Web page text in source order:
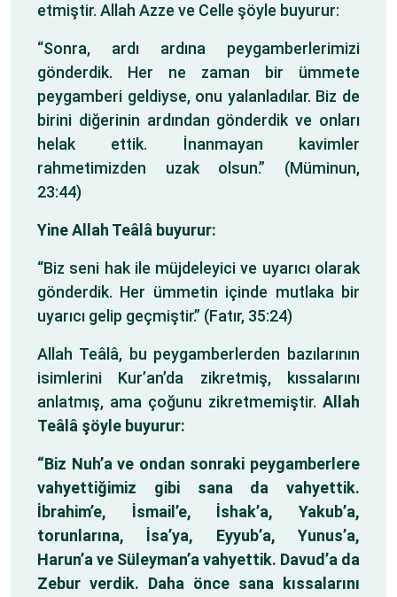
etmiştir. Allah Azze ve Celle şöyle buyurur:
“Sonra, ardı ardına peygamberlerimizi
gönderdik. Her ne zaman bir ümmete
peygamberi geldiyse, onu yalanladılar. Biz de
birini diğerinin ardından gönderdik ve onları
helak ettik. İnanmayan kavimler
rahmetimizden uzak olsun.” (Müminun,
23:44)
Yine Allah Teâlâ buyurur:
“Biz seni hak ile müjdeleyici ve uyarıcı olarak
gönderdik. Her ümmetin içinde mutlaka bir
uyarıcı gelip geçmiştir.” (Fatır, 35:24)
Allah Teâlâ, bu peygamberlerden bazılarının
isimlerini Kur’an’da zikretmiş, kıssalarını
anlatmış, ama çoğunu zikretmemiştir. Allah
Teâlâ şöyle buyurur:
“Biz Nuh’a ve ondan sonraki peygamberlere
vahyettiğimiz gibi sana da vahyettik.
İbrahim’e, İsmail’e, İshak’a, Yakub’a,
torunlarına, İsa’ya, Eyyub’a, Yunus’a,
Harun’a ve Süleyman’a vahyettik. Davud’a da
Zebur verdik. Daha önce sana kıssalarını